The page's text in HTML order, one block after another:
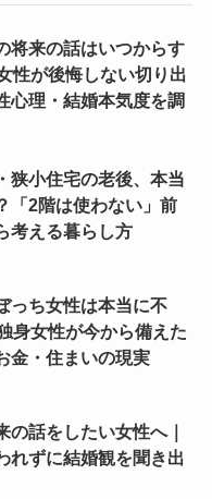
将来の話はいつからす
性が後悔しない切り出
心理・結婚本気度を調
狭小住宅の老後、本当
「2階は使わない」前
考える暮らし方
っち女性は本当に不
身女性が今から備えた
金・住まいの現実
の話をしたい女性へ｜
れずに結婚観を聞き出